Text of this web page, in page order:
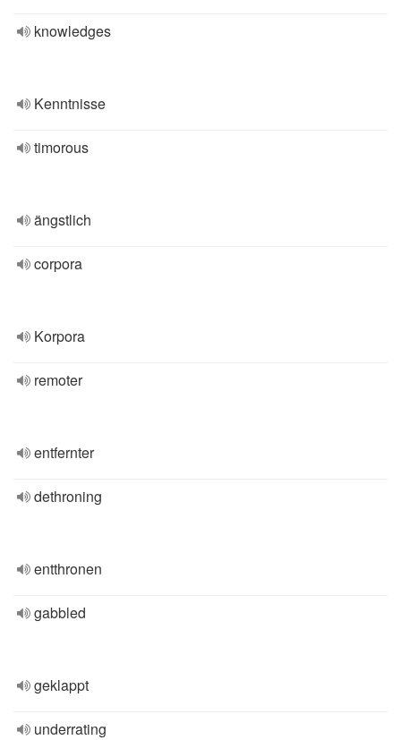
knowledges
Kenntnisse
timorous
ängstlich
corpora
Korpora
remoter
entfernter
dethroning
entthronen
gabbled
geklappt
underrating